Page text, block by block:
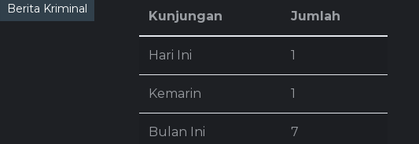
Berita Kriminal Kunjungan Jumlah
Hari Ini 1
Kemarin 1
Bulan Ini 7